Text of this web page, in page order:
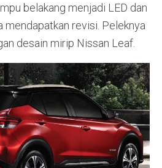
belakang menjadi LED dan
mendapatkan revisi. Peleknya
desain mirip Nissan Leaf.